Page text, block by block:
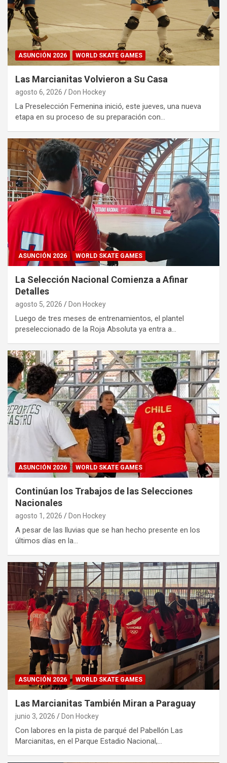
ASUNCIÓN 2026 WORLD SKATE GAMES
Las Marcianitas Volvieron a Su Casa
agosto 6, 2026 Don Hockey
La Preselección Femenina inició, este jueves, una nueva
etapa en su proceso de su preparación con…
ASUNCIÓN 2026 WORLD SKATE GAMES
La Selección Nacional Comienza a Afinar
Detalles
agosto 5, 2026 Don Hockey
Luego de tres meses de entrenamientos, el plantel
preseleccionado de la Roja Absoluta ya entra a…
ASUNCIÓN 2026 WORLD SKATE GAMES
Continúan los Trabajos de las Selecciones
Nacionales
agosto 1, 2026 Don Hockey
A pesar de las lluvias que se han hecho presente en los
últimos días en la…
ASUNCIÓN 2026 WORLD SKATE GAMES
Las Marcianitas También Miran a Paraguay
junio 3, 2026 Don Hockey
Con labores en la pista de parqué del Pabellón Las
Marcianitas, en el Parque Estadio Nacional,…